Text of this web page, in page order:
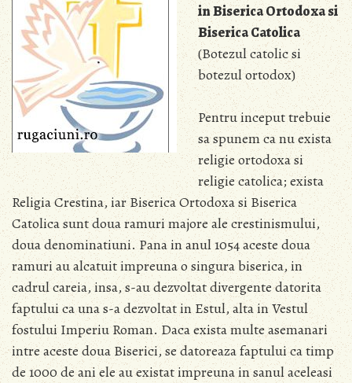
in Biserica Ortodoxa si
Biserica Catolica
(Botezul catolic si
botezul ortodox)
Pentru inceput trebuie
sa spunem ca nu exista
religie ortodoxa si
religie catolica; exista
Religia Crestina, iar Biserica Ortodoxa si Biserica
Catolica sunt doua ramuri majore ale crestinismului,
doua denominatiuni. Pana in anul 1054 aceste doua
ramuri au alcatuit impreuna o singura biserica, in
cadrul careia, insa, s-au dezvoltat divergente datorita
faptului ca una s-a dezvoltat in Estul, alta in Vestul
fostului Imperiu Roman. Daca exista multe asemanari
intre aceste doua Biserici, se datoreaza faptului ca timp
de 1000 de ani ele au existat impreuna in sanul aceleasi